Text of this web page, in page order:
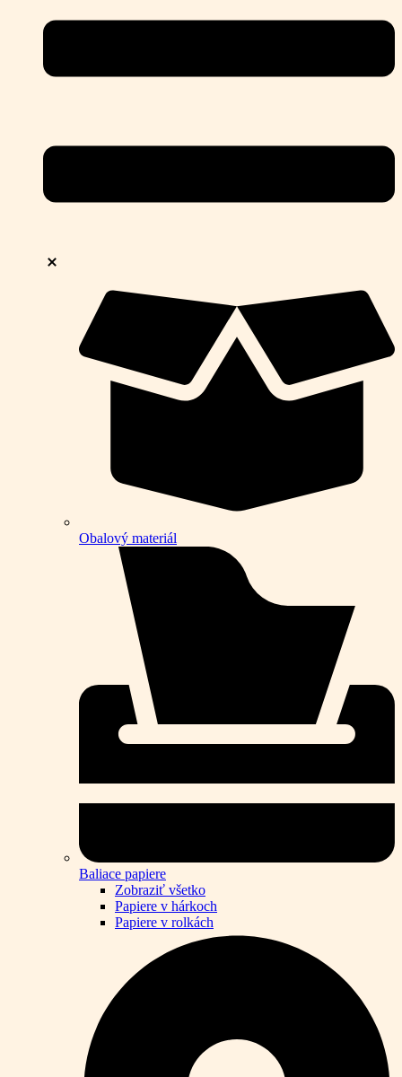
Obalový materiál
Baliace papiere
Zobraziť všetko
Papiere v hárkoch
Papiere v rolkách